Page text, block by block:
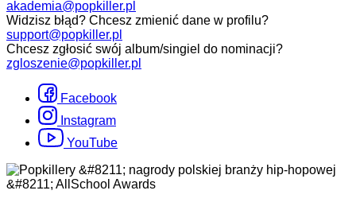
akademia@popkiller.pl
Widzisz błąd? Chcesz zmienić dane w profilu?
support@popkiller.pl
Chcesz zgłosić swój album/singiel do nominacji?
zgloszenie@popkiller.pl
Facebook
Instagram
YouTube